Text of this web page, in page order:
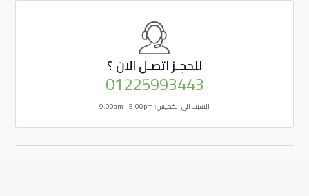
للحجـزاتصـل الان ؟
01225993443
السبت الى الخميس: 9.00am - 5.00pm